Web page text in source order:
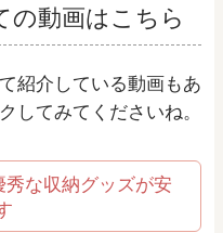
の動画はこちら
紹介している動画もあ
してみてくださいね。
な収納グッズが安